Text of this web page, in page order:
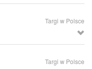
oraz Ochrony
Targi w Polsce
Napędów i Sterowań,
Targi w Polsce